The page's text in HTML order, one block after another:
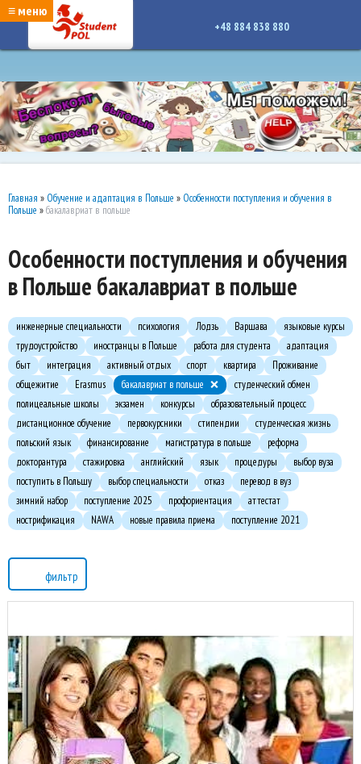
google-site-verification: google7a917c261df1566b.htmlgoogle-site-verification:
google7a917c261df1566b.html
≡ меню
+48 884 838 880
Главная » Обучение и адаптация в Польше » Особенности поступления и обучения в
Польше »бакалавриат в польше
Особенности поступления и обучения
в Польше бакалавриат в польше
инженерные специальности психология Лодзь Варшава
языковые курсы
трудоустройство
иностранцы в Польше работа для студента
адаптация
быт
интеграция активный отдых спорт квартира
Проживание
общежитие
Erasmus бакалавриат в польше
студенческий обмен
полицеальные школы
экзамен конкурсы
образовательный процесс
дистанционное обучение
первокурсники стипендии
студенческая жизнь
польский язык
финансирование магистратура в польше
реформа
докторантура
стажировка английский язык процедуры
выбор вуза
поступить в Польшу
выбор специальности отказ
перевод в вуз
зимний набор
поступление 2025 профориентация
аттестат
нострификация
NAWA новые правила приема поступление 2021
фильтр